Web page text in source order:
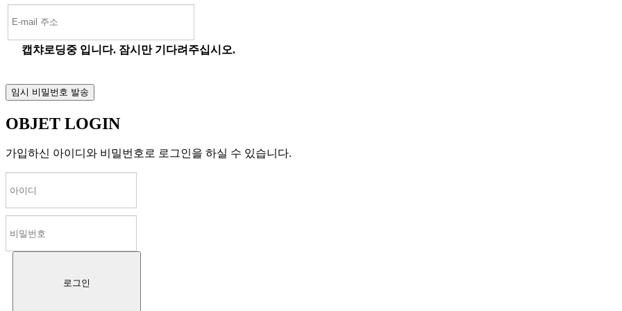
캡챠로딩중 입니다. 잠시만 기다려주십시오.
OBJET LOGIN
가입하신 아이디와 비밀번호로 로그인을 하실 수 있습니다.